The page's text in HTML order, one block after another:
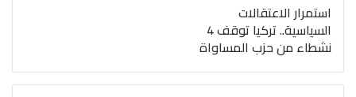
استمرار الاعتقالات
السياسية.. تركيا توقف 4
نشطاء من حزب المساواة